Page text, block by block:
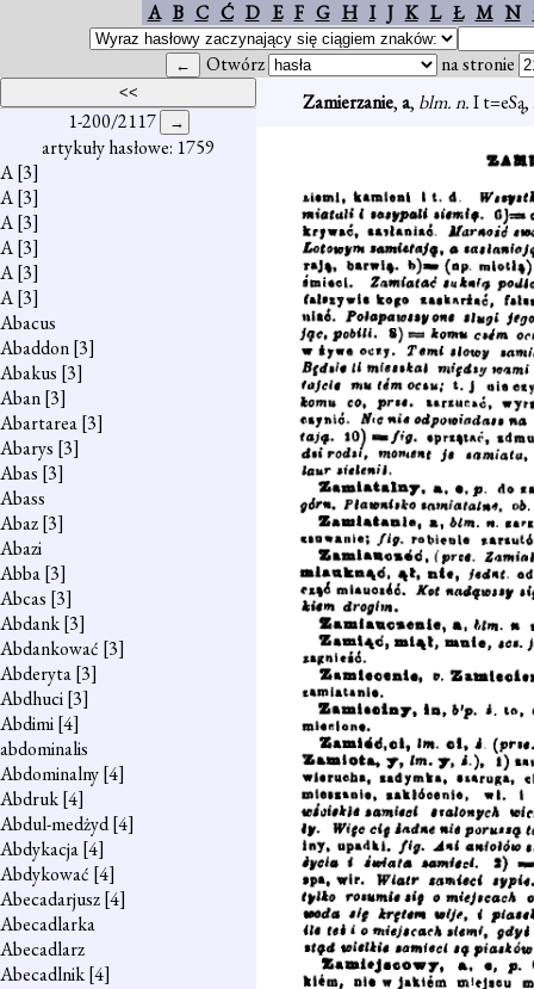
A B C Ć D E F G H I J K L Ł M N
Otwórz na stronie
1-200/2117
artykuły hasłowe: 1759
A[3]
A[3]
A[3]
A[3]
A[3]
A[3]
Abacus
Abaddon[3]
Abakus [3]
Aban[3]
Abartarea[3]
Abarys [3]
Abas [3]
Abass
Abaz[3]
Abazi
Abba[3]
Abcas [3]
Abdank[3]
Abdankować [3]
Abderyta[3]
Abdhuci[3]
Abdimi[4]
abdominalis
Abdominalny[4]
Abdruk[4]
Abdul-medżyd[4]
Abdykacja[4]
Abdykować [4]
Abecadarjusz[4]
Abecadlarka
Abecadlarz
Abecadlnik[4]
Zamierzanie,a, blm. n.I t=eSą,